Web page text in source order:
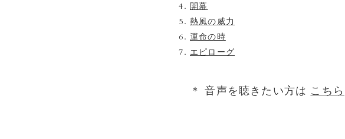
開幕
熱風の威力
運命の時
エピローグ
＊ 音声を聴きたい方はこちら